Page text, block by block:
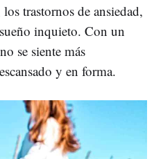
trastornos de ansiedad,
inquieto. Con un
se siente más
y en forma.